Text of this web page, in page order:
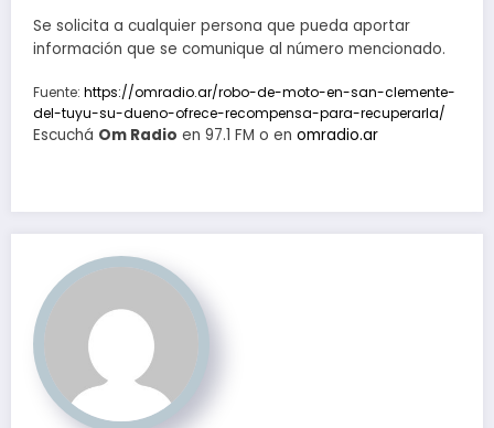
Se solicita a cualquier persona que pueda aportar
información que se comunique al número mencionado.
Fuente: https://omradio.ar/robo-de-moto-en-san-clemente-
del-tuyu-su-dueno-ofrece-recompensa-para-recuperarla/
Escuchá Om Radio en 97.1 FM o en omradio.ar